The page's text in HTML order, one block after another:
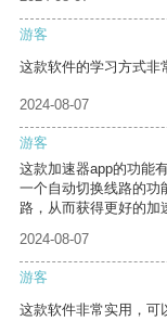
游客
这款软件的学习方式非
2024-08-07
游客
这款加速器app的功能
一个自动切换线路的功
路，从而获得更好的加
2024-08-07
游客
这款软件非常实用，可